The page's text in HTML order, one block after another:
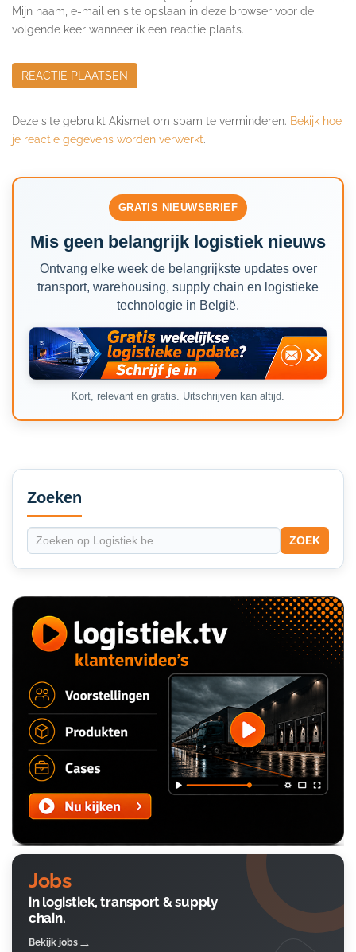
Mijn naam, e-mail en site opslaan in deze browser voor de
volgende keer wanneer ik een reactie plaats.
Deze site gebruikt Akismet om spam te verminderen. Bekijk hoe
je reactie gegevens worden verwerkt.
GRATIS NIEUWSBRIEF
Mis geen belangrijk logistiek nieuws
Ontvang elke week de belangrijkste updates over
transport, warehousing, supply chain en logistieke
technologie in België.
Kort, relevant en gratis. Uitschrijven kan altijd.
Secondary
Sidebar
Zoeken
ZOEK
Jobs
in logistiek, transport & supply
chain.
Bekijk jobs